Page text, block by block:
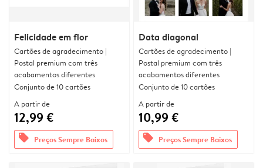
Felicidade em flor
Cartões de agradecimento |
Postal premium com três
acabamentos diferentes
Conjunto de 10 cartões
A partir de
12,99 €
offers Preços Sempre Baixos
Data diagonal
Cartões de agradecimento |
Postal premium com três
acabamentos diferentes
Conjunto de 10 cartões
A partir de
10,99 €
offers Preços Sempre Baixos